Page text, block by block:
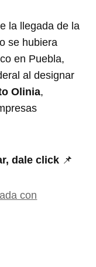
la llegada de la
se hubiera
en Puebla,
al designar
Olinia,
dale click 📌
con